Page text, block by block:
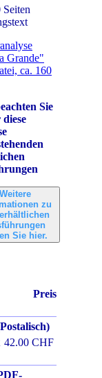
Seiten
Grande"
ca. 160
Sie
Weitere
zu
Sie hier.
Preis
42.00 CHF